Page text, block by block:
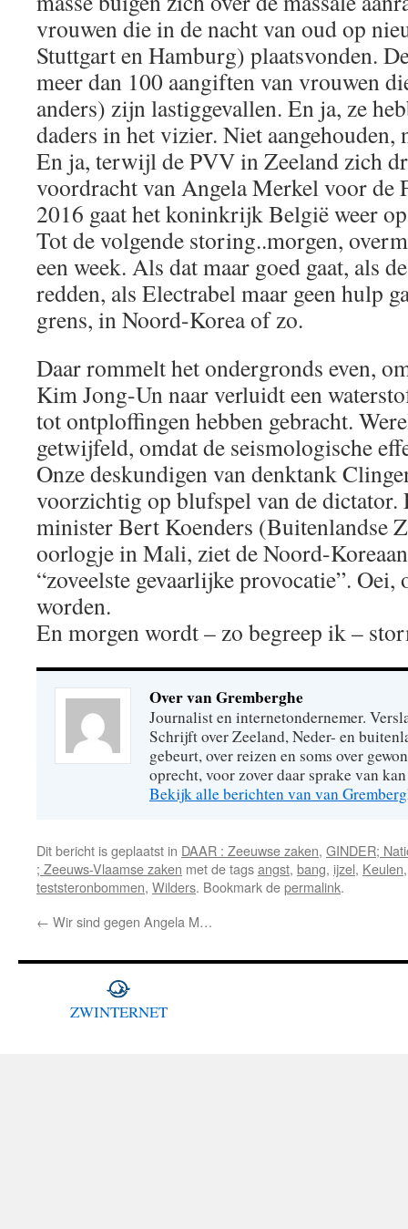
vrouwen die in de nacht van oud op
Stuttgart en Hamburg) plaatsvonden.
meer dan 100 aangiften van vrouwen
anders) zijn lastiggevallen. En ja, ze
daders in het vizier. Niet
En ja, terwijl de PVV in Zeeland zich
voordracht van Angela Merkel voor de
2016 gaat het koninkrijk België weer
Tot de volgende storing..morgen,
een week. Als dat maar goed gaat, als
redden, als Electrabel maar geen hulp
grens, in Noord-Korea of zo.
Daar rommelt het ondergronds even,
Kim Jong-Un naar verluidt een
tot ontploffingen hebben gebracht.
getwijfeld, omdat de seismologische
Onze deskundigen van denktank
voorzichtig op blufspel van de dictator.
minister Bert Koenders (Buitenlandse
oorlogje in Mali, ziet de Noord-
“zoveelste gevaarlijke provocatie”. Oei,
worden.
En morgen wordt – zo begreep ik –
Over van Gremberghe
Journalist en internetondernemer.
Schrijft over Zeeland, Neder- en
gebeurt, over reizen en soms over
oprecht, voor zover daar sprake van
Bekijk alle berichten van van
Dit bericht is geplaatst in DAAR : Zeeuwse zaken, GINDER;
; Zeeuws-Vlaamse zaken met de tagsangst, bang, ijzel, Keulen
teststeronbommen, Wilders. Bookmark depermalink.
← Wir sind gegen Angela M…
ZWINTERNET